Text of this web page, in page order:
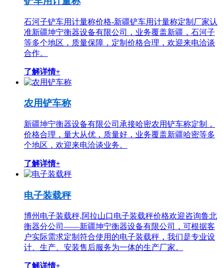
石河子铲车用计量称价格-新疆铲车用计量称定制厂家认
准新疆坤宁衡器设备有限公司，业务覆盖新疆，石河子
等多个地区，质量保障，定制价格合理，欢迎来电洽谈
合作。
了解详情+
农用铲车称
新疆坤宁衡器设备有限公司承接哈密农用铲车称定制，
价格合理，量大从优，质量好，业务覆盖新疆哈密等多
个地区，欢迎来电洽谈业务。
了解详情+
电子装载秤
博州电子装载秤,阿拉山口电子装载秤价格欢迎咨询鲁北
衡器分公司——新疆坤宁衡器设备有限公司，可根据客
户实际需求定制符合使用的电子装载秤，我们是专业设
计、生产、安装售后服务为一体的生产厂家。
了解详情+